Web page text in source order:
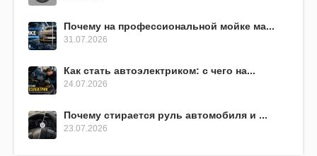
Почему на профессиональной мойке ма...
31.07.2026
Как стать автоэлектриком: с чего на...
24.07.2026
Почему стирается руль автомобиля и ...
23.07.2026